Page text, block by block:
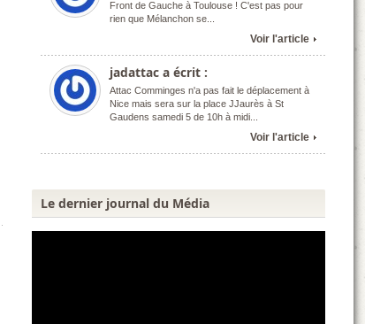
Front de Gauche à Toulouse ! C'est pas pour
rien que Mélanchon se...
Voir l'article
jadattac a écrit :
Attac Comminges n'a pas fait le déplacement à
Nice mais sera sur la place JJaurès à St
Gaudens samedi 5 de 10h à midi...
Voir l'article
Le dernier journal du Média